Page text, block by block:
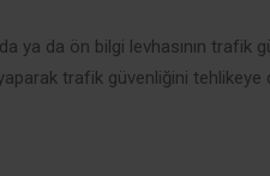
ya da ön bilgi levhasının trafik
trafik güvenliğini tehlikeye